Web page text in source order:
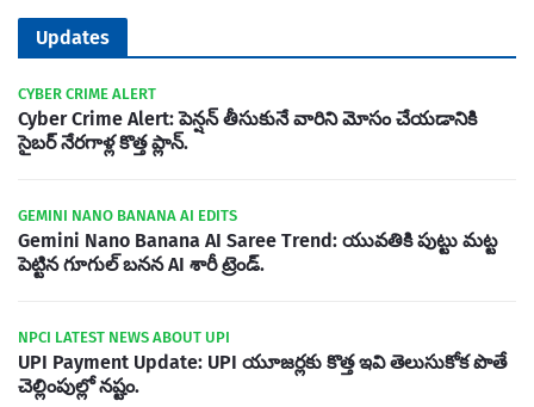
Updates
CYBER CRIME ALERT
Cyber Crime Alert: పెన్షన్ తీసుకునే వారిని మోసం చేయడానికి
సైబర్ నేరగాళ్ల కొత్త ప్లాన్.
GEMINI NANO BANANA AI EDITS
Gemini Nano Banana AI Saree Trend: యువతికి పుట్టు మట్ట
పెట్టిన గూగుల్ బనన AI శారీ ట్రెండ్.
NPCI LATEST NEWS ABOUT UPI
UPI Payment Update: UPI యూజర్లకు కొత్త ఇవి తెలుసుకోక పొతే
చెల్లింపుల్లో నష్టం.